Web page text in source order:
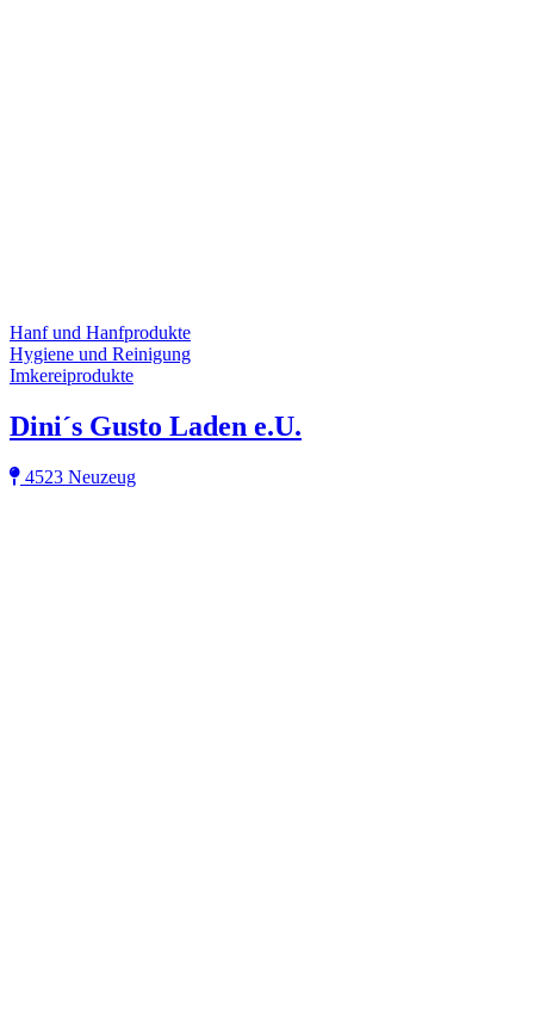
Hanf und Hanfprodukte
Hygiene und Reinigung
Imkereiprodukte
Dini´s Gusto Laden e.U.
4523 Neuzeug